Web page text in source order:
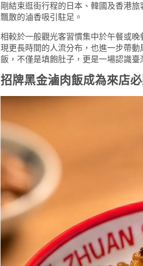
剛結束逛街行程的日本、韓國及香港
飄散的滷香吸引駐足。
相較於一般觀光客習慣集中於午餐或
現更長時間的人流分布，也進一步帶
飯，不僅是填飽肚子，更是一場認識臺
招牌黑金滷肉飯成為來店